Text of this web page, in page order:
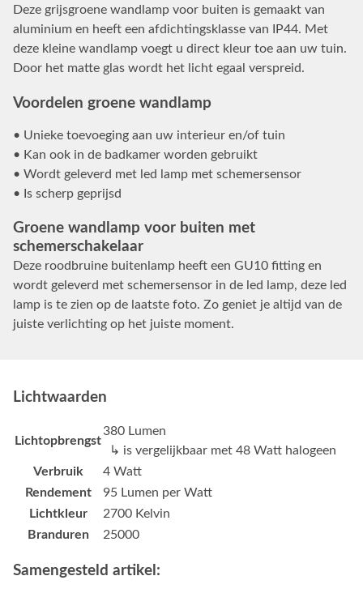
Deze grijsgroene wandlamp voor buiten is gemaakt van
aluminium en heeft een afdichtingsklasse van IP44. Met
deze kleine wandlamp voegt u direct kleur toe aan uw tuin.
Door het matte glas wordt het licht egaal verspreid.
Voordelen groene wandlamp
• Unieke toevoeging aan uw interieur en/of tuin
• Kan ook in de badkamer worden gebruikt
• Wordt geleverd met led lamp met schemersensor
• Is scherp geprijsd
Groene wandlamp voor buiten met
schemerschakelaar
Deze roodbruine buitenlamp heeft een GU10 fitting en
wordt geleverd met schemersensor in de led lamp, deze led
lamp is te zien op de laatste foto. Zo geniet je altijd van de
juiste verlichting op het juiste moment.
Lichtwaarden
Lichtopbrengst
380 Lumen
↳ is vergelijkbaar met 48 Watt halogeen
Verbruik
4 Watt
Rendement
95 Lumen per Watt
Lichtkleur
2700 Kelvin
Branduren
25000
Samengesteld artikel: